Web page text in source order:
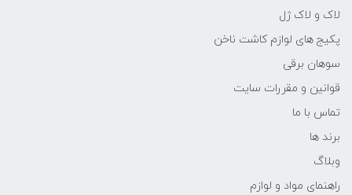
لاک و لاک ژل
پکیج های لوازم کاشت ناخن
سوهان برقی
قوانین و مقررات سایت
تماس با ما
برند ها
وبلاگ
راهنمای مواد و لوازم